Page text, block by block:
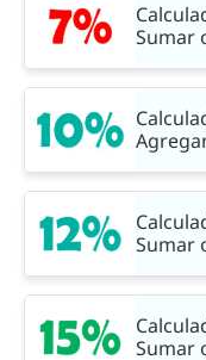
Sumar
Sumar
Sumar